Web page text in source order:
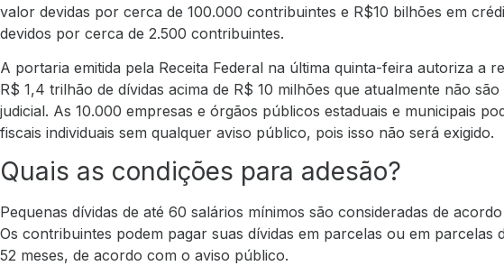
valor devidas por cerca de 100.000 contribuintes e R$10 bilhões em
devidos por cerca de 2.500 contribuintes.
A portaria emitida pela Receita Federal na última quinta-feira autoriza a
R$ 1,4 trilhão de dívidas acima de R$ 10 milhões que atualmente não
judicial. As 10.000 empresas e órgãos públicos estaduais e municipais
fiscais individuais sem qualquer aviso público, pois isso não será exigido.
Quais as condições para adesão?
Pequenas dívidas de até 60 salários mínimos são consideradas de
Os contribuintes podem pagar suas dívidas em parcelas ou em parcelas
52 meses, de acordo com o aviso público.